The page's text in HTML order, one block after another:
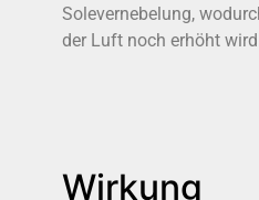
Solevernebelung,
der Luft noch erhöht
Wirkung